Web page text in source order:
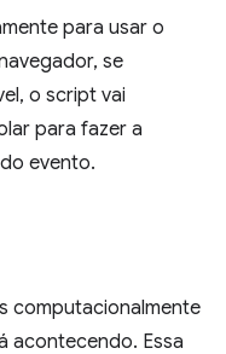
para usar o
se
o script vai
para fazer a
evento.
computacionalmente
acontecendo. Essa